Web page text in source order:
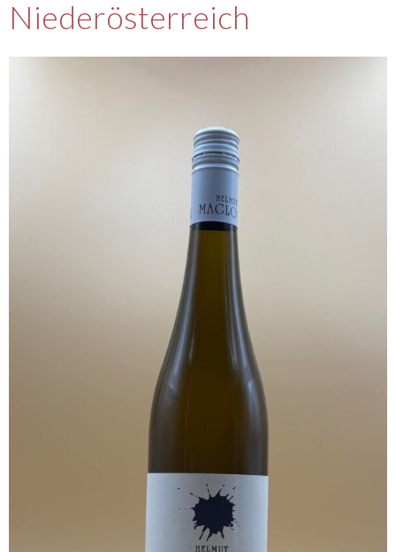
Niederösterreich